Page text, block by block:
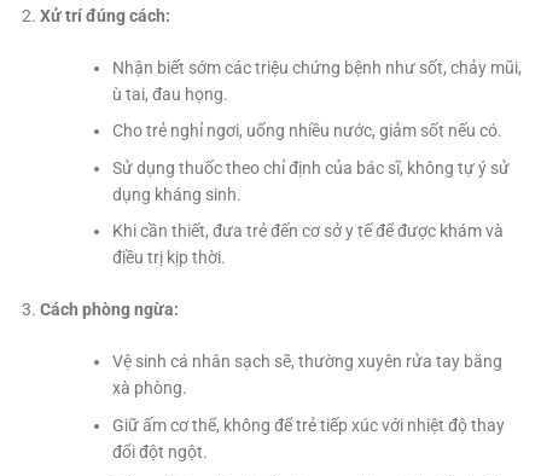
Xử trí đúng cách:
Nhận biết sớm các triệu chứng bệnh như sốt, chảy mũi,
ù tai, đau họng.
Cho trẻ nghỉ ngơi, uống nhiều nước, giảm sốt nếu có.
Sử dụng thuốc theo chỉ định của bác sĩ, không tự ý sử
dụng kháng sinh.
Khi cần thiết, đưa trẻ đến cơ sở y tế để được khám và
điều trị kịp thời.
Cách phòng ngừa:
Vệ sinh cá nhân sạch sẽ, thường xuyên rửa tay bằng
xà phòng.
Giữ ấm cơ thể, không để trẻ tiếp xúc với nhiệt độ thay
đổi đột ngột.